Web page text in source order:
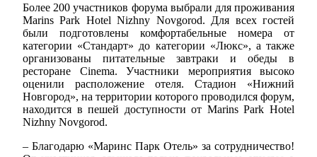
Более 200 участников форума выбрали для проживания
Marins Park Hotel Nizhny Novgorod. Для всех гостей
были подготовлены комфортабельные номера от
категории «Стандарт» до категории «Люкс», а также
организованы питательные завтраки и обеды в
ресторане Cinema. Участники мероприятия высоко
оценили расположение отеля. Стадион «Нижний
Новгород», на территории которого проводился форум,
находится в пешей доступности от Marins Park Hotel
Nizhny Novgorod.
– Благодарю «Маринс Парк Отель» за сотрудничество!